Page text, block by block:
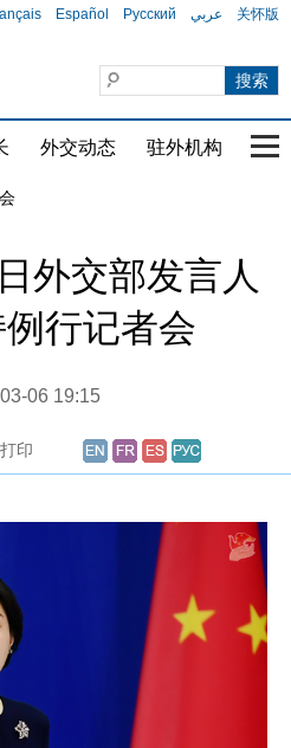
Español Русский عربي 关怀版
外交动态 驻外机构 国
外交部发言人
行记者会
06 19:15
打印